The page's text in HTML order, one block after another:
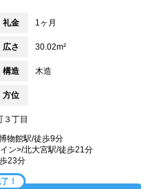
礼金 1ヶ月
広さ 30.02m²
構造 木造
方位
３丁目
物館駅/徒歩9分
ン>/北大宮駅/徒歩21分
23分
！